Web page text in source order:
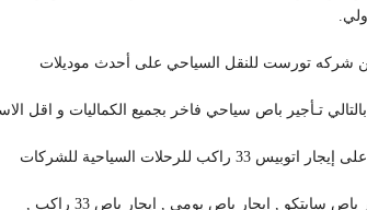
السياحية للشركات